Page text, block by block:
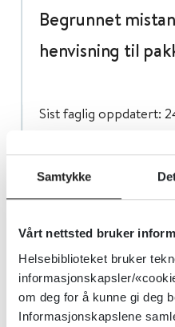
Samtykke
Vårt nettsted bruker
Helsebiblioteket bruker
informasjonskapsler/
om deg for å kunne gi deg
Informasjonskapslene
Begrunnet
henvisning til
Sist faglig oppdatert:
Begrunnet
Diffus forstørret
forklaringer
Tumor i
Nylig oppstått
menn (hCG-